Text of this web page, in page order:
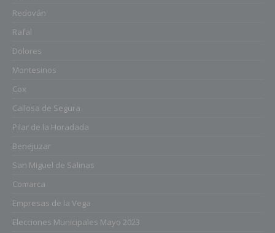
Redován
Rafal
Dolores
Montesinos
Cox
Callosa de Segura
Pilar de la Horadada
Benejuzar
San Miguel de Salinas
Comarca
Empresas de la Vega
Elecciones Municipales Mayo 2023